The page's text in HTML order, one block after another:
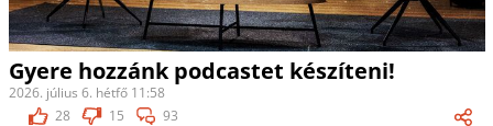
Gyere hozzánk podcastet készíteni!
2026. július 6. hétfő 11:58
28
15 93